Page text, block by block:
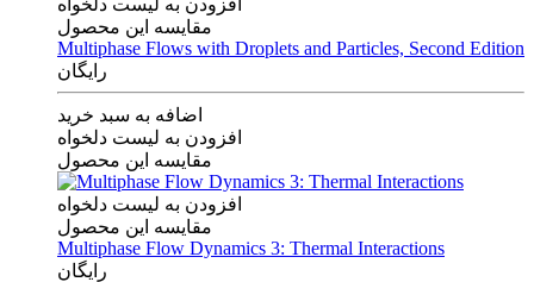
مقایسه این محصول
Multiphase Flows with Droplets and Particles, Second Edition
رایگان
اضافه به سبد خرید
افزودن به لیست دلخواه
مقایسه این محصول
افزودن به لیست دلخواه
مقایسه این محصول
Multiphase Flow Dynamics 3: Thermal Interactions
رایگان